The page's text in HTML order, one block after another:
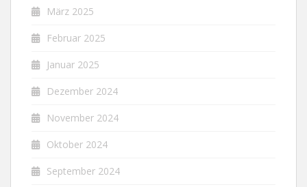
März 2025
Februar 2025
Januar 2025
Dezember 2024
November 2024
Oktober 2024
September 2024